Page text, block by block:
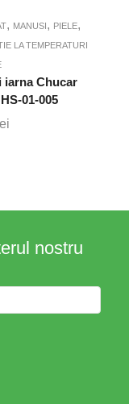
, MANUSI, PIELE,
LA TEMPERATURI
iarna Chucar
01-005
lei
nostru